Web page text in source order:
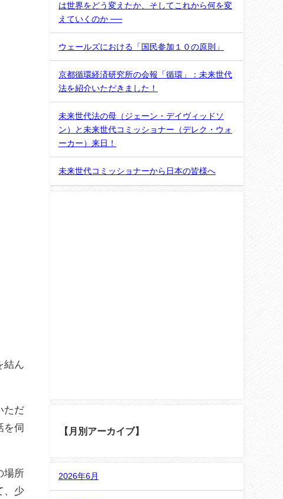
ん
ただ
を伺
場所
、少
は世界をどう変えたか、そしてこれから何を変
えていくのか ──
ウェールズにおける「国民参加１０の原則」
京都循環経済研究所の会報「循環」：未来世代
法を紹介いただきました！
未来世代法の母（ジェーン・デイヴィッドソ
ン）と未来世代コミッショナー（デレク・ウォ
ーカー）来日！
未来世代コミッショナーから日本の皆様へ
【月別アーカイブ】
2026年6月